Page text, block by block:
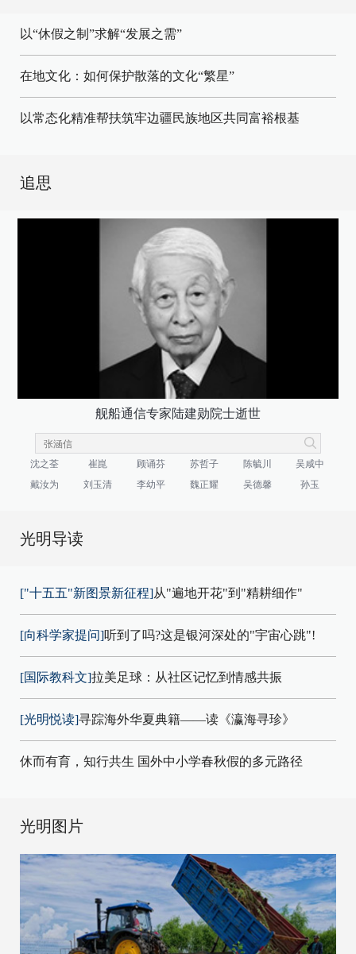
以“休假之制”求解“发展之需”
在地文化：如何保护散落的文化“繁星”
以常态化精准帮扶筑牢边疆民族地区共同富裕根基
追思
舰船通信专家陆建勋院士逝世
沈之荃 崔崑 顾诵芬 苏哲子 陈毓川
吴咸中
戴汝为
刘玉清 李幼平 魏正耀 吴德馨 孙玉
光明导读
["十五五"新图景新征程]从"遍地开花"到"精耕细作"
[向科学家提问]听到了吗?这是银河深处的"宇宙心跳"!
[国际教科文]拉美足球：从社区记忆到情感共振
[光明悦读]寻踪海外华夏典籍——读《瀛海寻珍》
休而有育，知行共生 国外中小学春秋假的多元路径
光明图片